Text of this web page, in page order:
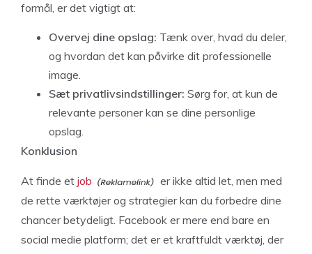
formål, er det vigtigt at:
Overvej dine opslag: Tænk over, hvad du deler,
og hvordan det kan påvirke dit professionelle
image.
Sæt privatlivsindstillinger: Sørg for, at kun de
relevante personer kan se dine personlige
opslag.
Konklusion
At finde et job
er ikke altid let, men med
de rette værktøjer og strategier kan du forbedre dine
chancer betydeligt. Facebook er mere end bare en
social medie platform; det er et kraftfuldt værktøj, der